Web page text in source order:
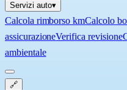
Servizi auto▾
Calcola rimborso kmCalcolo
assicurazioneVerifica revisione
ambientale
🔗